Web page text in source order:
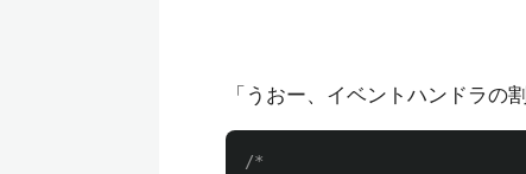
「うおー、イベントハンドラの
/*